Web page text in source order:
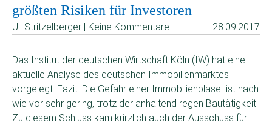
größten Risiken für Investoren
Uli Stritzelberger | Keine Kommentare 28.09.2017
Das Institut der deutschen Wirtschaft Köln (IW) hat eine
aktuelle Analyse des deutschen Immobilienmarktes
vorgelegt. Fazit: Die Gefahr einer Immobilienblase ist nach
wie vor sehr gering, trotz der anhaltend regen Bautätigkeit.
Zu diesem Schluss kam kürzlich auch der Ausschuss für